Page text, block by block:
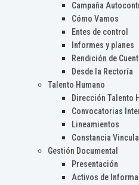
Campaña
Cómo Vamos
Entes de control
Informes y planes
Rendición de
Desde la Rectoría
Talento Humano
Dirección Talento
Convocatorias
Lineamientos
Constancia
Gestión Documental
Presentación
Activos de